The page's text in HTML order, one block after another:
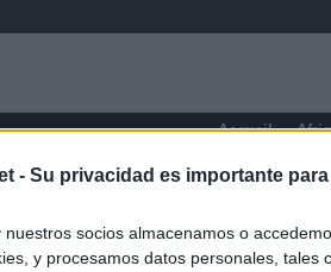
- Su privacidad es importante
nuestros socios almacenamos o
y procesamos datos personales, tales
Accueil
Barinas